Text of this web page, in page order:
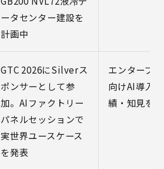
ータセンター建設を
計画中
GTC 2026にSilverス
ポンサーとして参
加。AIファクトリー
パネルセッションで
実世界ユースケース
を発表
エンタープ
向けAI導入
績・知見を